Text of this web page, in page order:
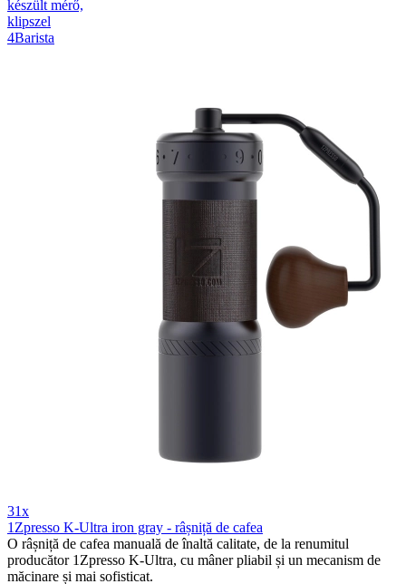
31x
1Zpresso K-Ultra iron gray - râșniță de cafea
O râșniță de cafea manuală de înaltă calitate, de la renumitul
producător 1Zpresso K-Ultra, cu mâner pliabil și un mecanism de
măcinare și mai sofisticat.